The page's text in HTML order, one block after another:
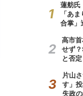
蓮舫氏
「あ
合掌」
高市
せず
と否定
片山
す」
失政